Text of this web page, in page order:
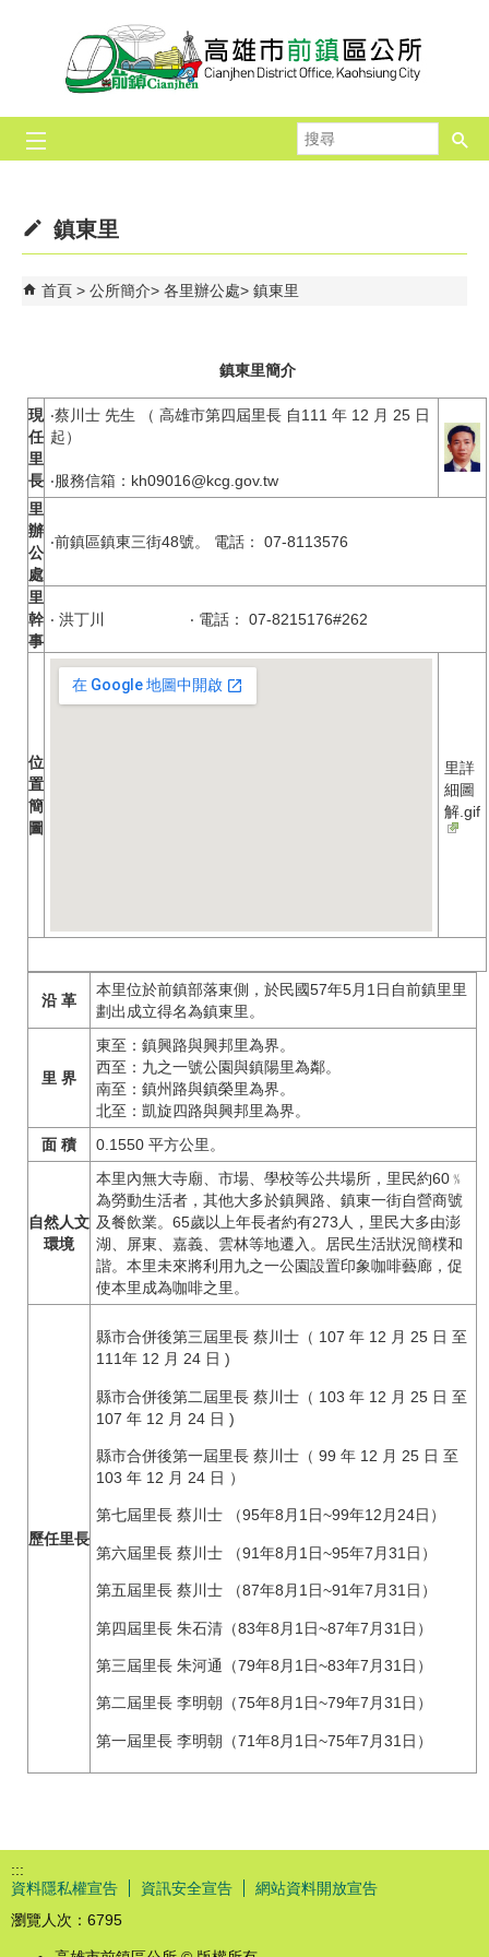
跳到主要內容區塊
尋
鎮東里
首頁 公所簡介 各里辦公處 鎮東里
鎮東里簡介
現
任
里
長
‧蔡川士 先生 （ 高雄市第四屆里長 自111 年 12 月 25 日
起）
‧服務信箱：kh09016@kcg.gov.tw
里
辦
公
處
‧前鎮區鎮東三街48號。 電話： 07-8113576
里
幹
事
‧ 洪丁川 ‧ 電話： 07-8215176#262
位
置
簡
圖
里詳
細圖
解.gif
沿 革
本里位於前鎮部落東側，於民國57年5月1日自前鎮里里
劃出成立得名為鎮東里。
里 界
東至：鎮興路與興邦里為界。
西至：九之一號公園與鎮陽里為鄰。
南至：鎮州路與鎮榮里為界。
北至：凱旋四路與興邦里為界。
面 積
0.1550 平方公里。
自然人文
環境
本里內無大寺廟、市場、學校等公共場所，里民約60﹪
為勞動生活者，其他大多於鎮興路、鎮東一街自營商號
及餐飲業。65歲以上年長者約有273人，里民大多由澎
湖、屏東、嘉義、雲林等地遷入。居民生活狀況簡樸和
諧。本里未來將利用九之一公園設置印象咖啡藝廊，促
使本里成為咖啡之里。
歷任里長
縣市合併後第三屆里長 蔡川士（ 107 年 12 月 25 日 至
111年 12 月 24 日 )
縣市合併後第二屆里長 蔡川士（ 103 年 12 月 25 日 至
107 年 12 月 24 日 )
縣市合併後第一屆里長 蔡川士（ 99 年 12 月 25 日 至
103 年 12 月 24 日 ）
第七屆里長 蔡川士 （95年8月1日~99年12月24日）
第六屆里長 蔡川士 （91年8月1日~95年7月31日）
第五屆里長 蔡川士 （87年8月1日~91年7月31日）
第四屆里長 朱石清（83年8月1日~87年7月31日）
第三屆里長 朱河通（79年8月1日~83年7月31日）
第二屆里長 李明朝（75年8月1日~79年7月31日）
第一屆里長 李明朝（71年8月1日~75年7月31日）
:::
資料隱私權宣告
資訊安全宣告
網站資料開放宣告
瀏覽人次： 6795